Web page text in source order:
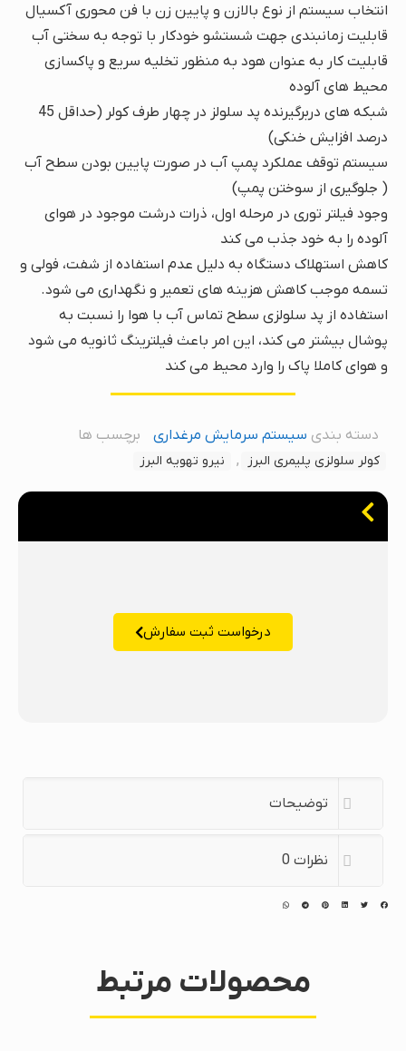
انتخاب سیستم از نوع بالازن و پایین زن با فن محوری آکسیال
قابلیت زمانبندی جهت شستشو خودکار با توجه به سختی آب
قابلیت کار به عنوان هود به منظور تخلیه سریع و پاکسازی
محیط های آلوده
شبکه های دربرگیرنده پد سلولز در چهار طرف کولر (حداقل 45
درصد افزایش خنکی)
سیستم توقف عملکرد پمپ آب در صورت پایین بودن سطح آب
( جلوگیری از سوختن پمپ)
وجود فیلتر توری در مرحله اول، ذرات درشت موجود در هوای
آلوده را به خود جذب می کند
کاهش استهلاک دستگاه به دلیل عدم استفاده از شفت، فولی و
تسمه موجب کاهش هزینه های تعمیر و نگهداری می شود.
استفاده از پد سلولزی سطح تماس آب با هوا را نسبت به
پوشال بیشتر می کند، این امر باعث فیلترینگ ثانویه می شود
و هوای کاملا پاک را وارد محیط می کند
دسته بندی سیستم سرمایش مرغداری برچسب ها
کولر سلولزی پلیمری البرز , نیرو تهویه البرز
درخواست ثبت سفارش
توضیحات
نظرات 0
محصولات مرتبط